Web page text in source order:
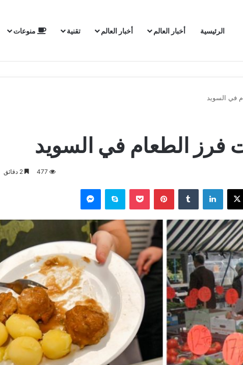
الرئيسية أخبار العالم أخبار العالم تقنية منوعات
في السويد
فرز الطعام في السويد
477
‫X لينكدإن بينتيريست سكايب